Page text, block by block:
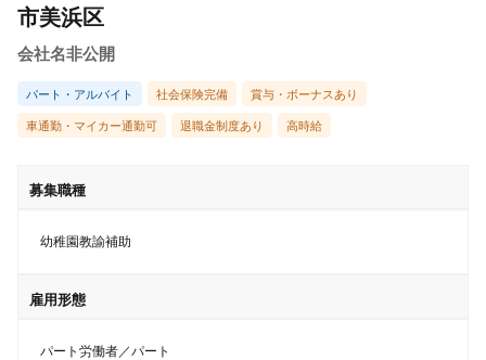
市美浜区
会社名非公開
パート・アルバイト 社会保険完備 賞与・ボーナスあり
車通勤・マイカー通勤可 退職金制度あり 高時給
募集職種
幼稚園教諭補助
雇用形態
パート労働者／パート